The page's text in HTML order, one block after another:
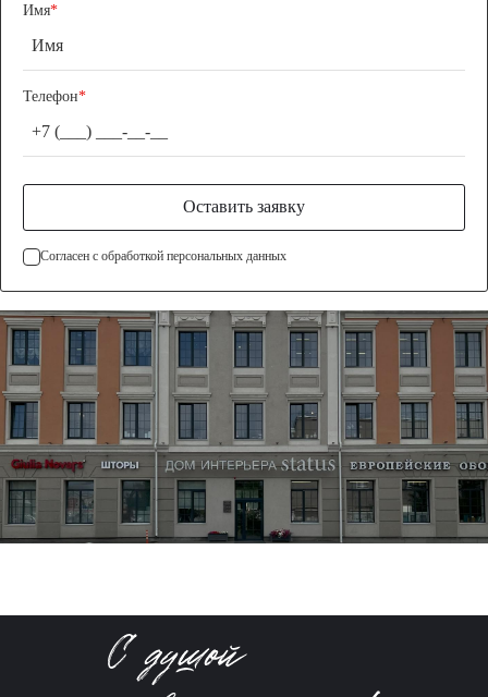
Имя*
Телефон*
Оставить заявку
Согласен с обработкой персональных данных